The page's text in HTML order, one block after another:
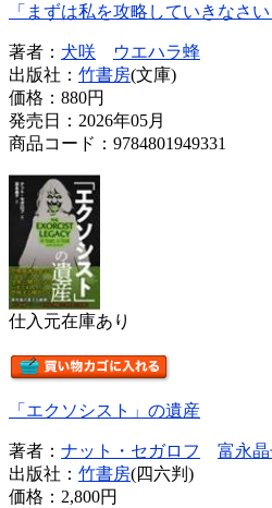
「まずは私を攻略していきなさ
著者： 犬咲
ウエハラ蜂
出版社： 竹書房(文庫)
価格： 880円
発売日：2026年05月
商品コード：9784801949331
仕入元在庫あり
「エクソシスト」の遺産
著者： ナット・セガロフ
富永
出版社： 竹書房(四六判)
価格： 2,800円